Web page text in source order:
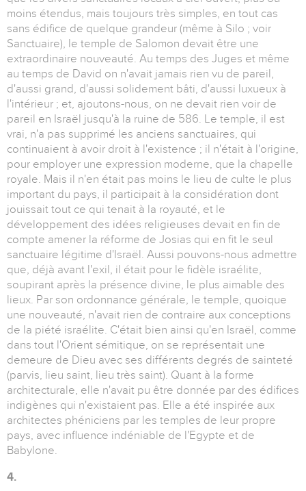
moins étendus, mais toujours très simples, en tout cas
sans édifice de quelque grandeur (même à Silo ; voir
Sanctuaire), le temple de Salomon devait être une
extraordinaire nouveauté. Au temps des Juges et même
au temps de David on n'avait jamais rien vu de pareil,
d'aussi grand, d'aussi solidement bâti, d'aussi luxueux à
l'intérieur ; et, ajoutons-nous, on ne devait rien voir de
pareil en Israël jusqu'à la ruine de 586. Le temple, il est
vrai, n'a pas supprimé les anciens sanctuaires, qui
continuaient à avoir droit à l'existence ; il n'était à l'origine,
pour employer une expression moderne, que la chapelle
royale. Mais il n'en était pas moins le lieu de culte le plus
important du pays, il participait à la considération dont
jouissait tout ce qui tenait à la royauté, et le
développement des idées religieuses devait en fin de
compte amener la réforme de Josias qui en fit le seul
sanctuaire légitime d'Israël. Aussi pouvons-nous admettre
que, déjà avant l'exil, il était pour le fidèle israélite,
soupirant après la présence divine, le plus aimable des
lieux. Par son ordonnance générale, le temple, quoique
une nouveauté, n'avait rien de contraire aux conceptions
de la piété israélite. C'était bien ainsi qu'en Israël, comme
dans tout l'Orient sémitique, on se représentait une
demeure de Dieu avec ses différents degrés de sainteté
(parvis, lieu saint, lieu très saint). Quant à la forme
architecturale, elle n'avait pu être donnée par des édifices
indigènes qui n'existaient pas. Elle a été inspirée aux
architectes phéniciens par les temples de leur propre
pays, avec influence indéniable de l'Egypte et de
Babylone.
4.